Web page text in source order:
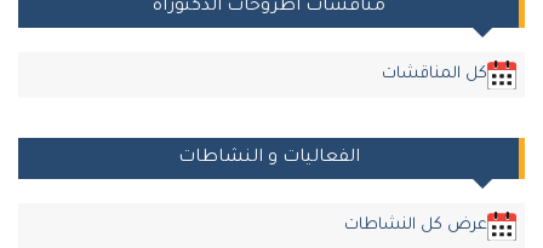
مناقشات أطروحات الدكتوراه
كل المناقشات
الفعاليات و النشاطات
عرض كل النشاطات